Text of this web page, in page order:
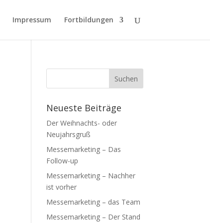
Impressum Fortbildungen
Neueste Beiträge
Der Weihnachts- oder
Neujahrsgruß
Messemarketing – Das
Follow-up
Messemarketing – Nachher
ist vorher
Messemarketing – das Team
Messemarketing – Der Stand